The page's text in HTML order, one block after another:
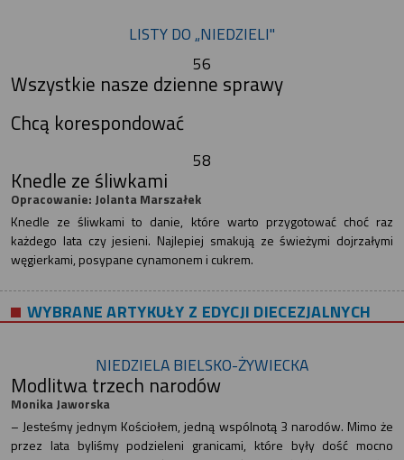
LISTY DO „NIEDZIELI"
56
Wszystkie nasze dzienne sprawy
Chcą korespondować
58
Knedle ze śliwkami
Opracowanie: Jolanta Marszałek
Knedle ze śliwkami to danie, które warto przygotować choć raz
każdego lata czy jesieni. Najlepiej smakują ze świeżymi dojrzałymi
węgierkami, posypane cynamonem i cukrem.
WYBRANE ARTYKUŁY Z EDYCJI DIECEZJALNYCH
NIEDZIELA BIELSKO-ŻYWIECKA
Modlitwa trzech narodów
Monika Jaworska
– Jesteśmy jednym Kościołem, jedną wspólnotą 3 narodów. Mimo że
przez lata byliśmy podzieleni granicami, które były dość mocno